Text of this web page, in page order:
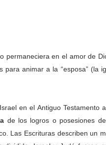
permaneciera en el amor de
animar a la “esposa” (la
en el Antiguo Testamento
de los logros o posesiones
Las Escrituras describen un